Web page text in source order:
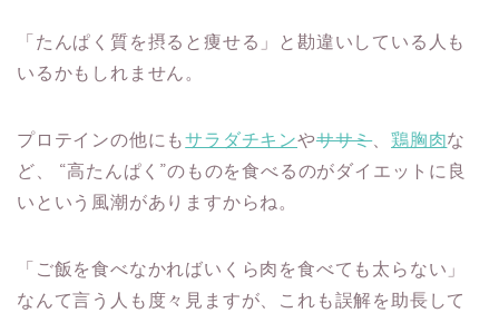
「たんぱく質を摂ると痩せる」と勘違いしている人も
いるかもしれません。
プロテインの他にもサラダチキンやササミ、鶏胸肉な
ど、
“高たんぱく”のものを食べるのがダイエットに良
いという風潮がありますからね。
「ご飯を食べなかればいくら肉を食べても太らない」
なんて言う人も度々見ますが、これも誤解を助長して